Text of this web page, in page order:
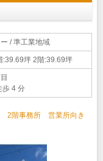
/ 準工業地域
:39.69坪 2階:39.69坪
4 分
2階事務所 営業所向き